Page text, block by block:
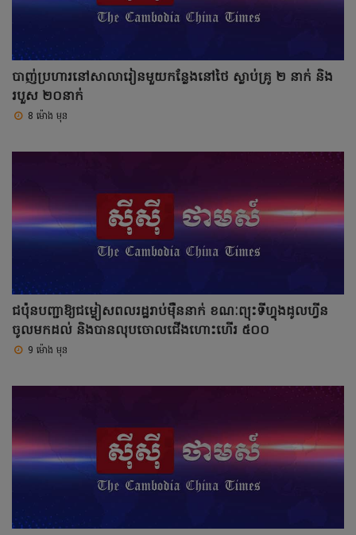
បាញ់ប្រហារនៅសាលារៀនមួយកន្លែងនៅថៃ ស្លាប់គ្រូ ២ នាក់ និង
របួស ២០នាក់
8 ម៉ោង មុន
ជប៉ុនបញ្ជាឱ្យជម្លៀសពលរដ្ឋរាប់ម៉ឺននាក់ ខណៈព្យុះទីហ្វុងដូលហ្វីន
ចូលមកដល់ និងបានលុបចោលជើងហោះហើរ ៥០០
9 ម៉ោង មុន